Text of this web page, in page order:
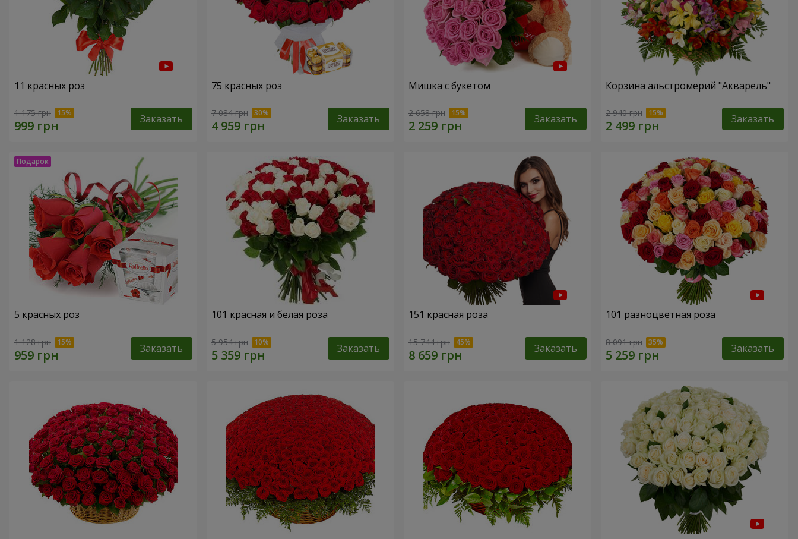
11 красных роз
1 175 грн Заказать
75 красных роз
7 084 грн Заказать
Мишка с букетом
2 658 грн Заказать
Корзина альстромерий "Акварель"
2 940 грн Заказать
5 красных роз
1 128 грн Заказать
101 красная и белая роза
5 954 грн Заказать
151 красная роза
15 744 грн Заказать
101 разноцветная роза
8 091 грн Заказать